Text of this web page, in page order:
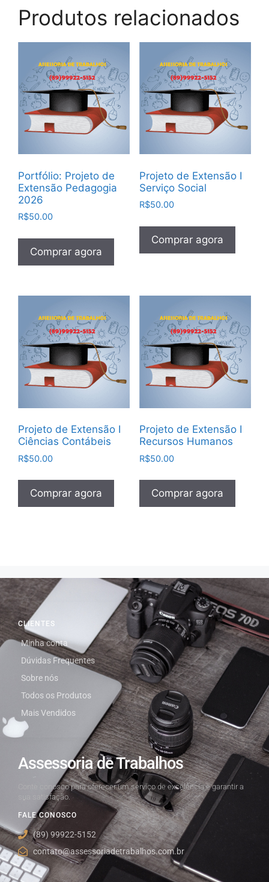
Produtos relacionados
Portfólio: Projeto de
Extensão Pedagogia
2026
R$50.00
Comprar agora
Projeto de Extensão I
Serviço Social
R$50.00
Comprar agora
Projeto de Extensão I
Ciências Contábeis
R$50.00
Comprar agora
Projeto de Extensão I
Recursos Humanos
R$50.00
Comprar agora
Assessoria de Trabalhos
Conte conosco para oferecer um serviço de excelência e garantir a
sua satisfação.
FALE CONOSCO
(89) 99922-5152
contato@assessoriadetrabalhos.com.br
CLIENTES
Minha conta
Dúvidas Frequentes
Sobre nós
Todos os Produtos
Mais Vendidos